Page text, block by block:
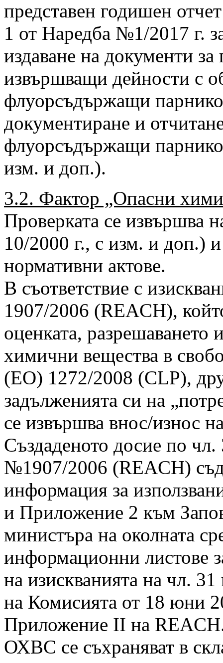
представен годишен
1 от Наредба №1/2017 г.
издаване на документи
извършващи дейности с
флуорсъдържащи
документиране и
флуорсъдържащи
изм. и доп.).
3.2. Фактор „Опасни
Проверката се
10/2000 г., с изм. и доп.)
нормативни актове.
В съответствие с
1907/2006 (REACH),
оценката, разрешаването
химични вещества в
(ЕО) 1272/2008 (CLP),
задълженията си на
се извършва внос/износ
Създаденото досие по
№1907/2006 (REACH)
информация за
и Приложение 2 към
министъра на околната
информационни листове
на изискванията на чл.
на Комисията от 18 юни
Приложение II на
ОХВС се съхраняват в